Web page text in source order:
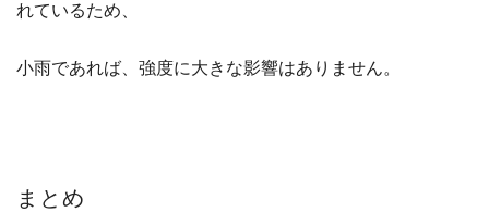
れているため、
小雨であれば、強度に大きな影響はありません。
まとめ